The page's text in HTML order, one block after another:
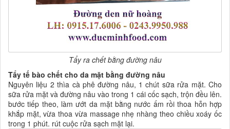
Tẩy ra chết bằng đường nâu
Tẩy tế bào chết cho da mặt bằng đường nâu
Nguyên liệu 2 thìa cà phê đường nâu, 1 chút sữa rửa mặt. Cho
sữa rửa mặt và đường nâu vào trong 1 cái cốc sạch, trộn đều lên.
bước tiếp theo, làm ướt da mặt bằng nước ấm rồi thoa hỗn hợp
khắp mặt, vừa thoa vừa massage nhẹ nhàng theo chiều xoáy ốc
trong 1 phút. rút cuộc rửa sạch mặt lại.